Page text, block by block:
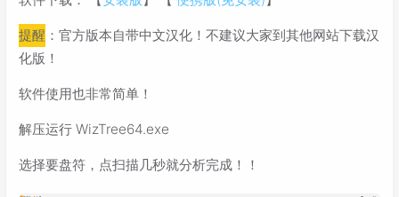
提醒 ：官方版本自带中文汉化！不建议大家到其他网站下载汉
化版！
软件使用也非常简单！
解压运行 WizTree64.exe
选择要盘符，点扫描几秒就分析完成！！